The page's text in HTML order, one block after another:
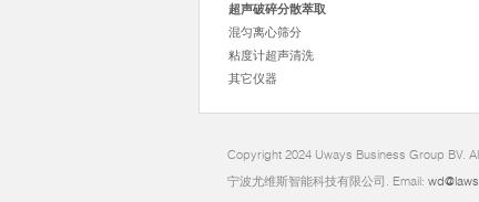
超声破碎分散萃取
混匀离心筛分
粘度计超声清洗
其它仪器
Copyright 2024 Uways Business Group BV.
宁波尤维斯智能科技有限公司. Email: